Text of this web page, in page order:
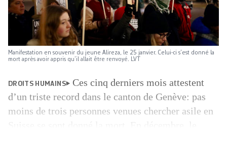
Manifestation en souvenir du jeune Alireza, le 25 janvier. Celui-ci s’est donné la
mort après avoir appris qu’il allait être renvoyé. LVT
DROITS HUMAINS
Ces cinq derniers mois attestent
d’un triste record dans le canton de Genève: pas
moins de trois personnes venues chercher asile en